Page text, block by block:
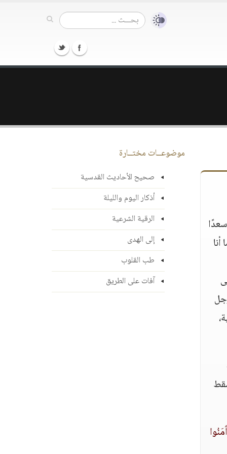
موضوعــات مختــارة
صحيح الأحاديث القدسية
أذكار اليوم والليلة
الرقية الشرعية
إلى الهدى
طب القلوب
آفات على الطريق